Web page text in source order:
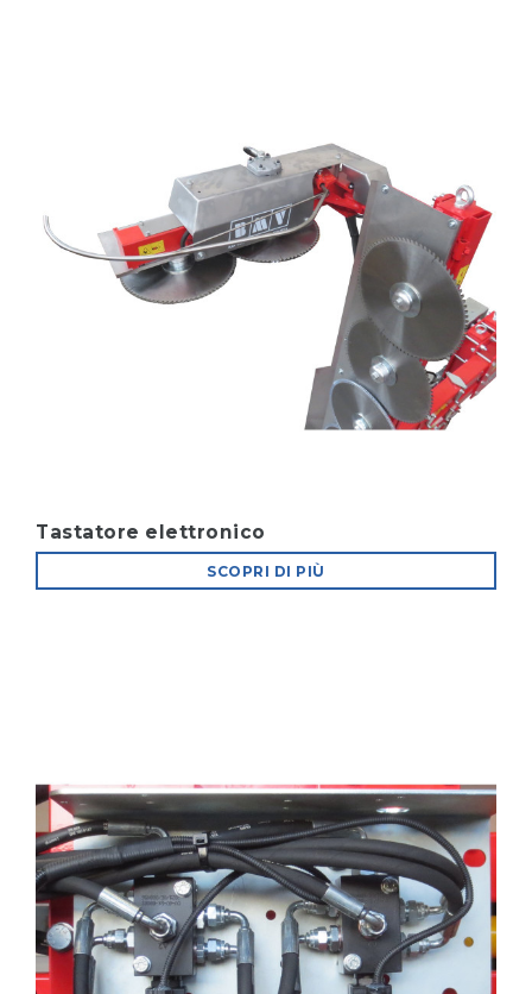
SCOPRI DI PIÙ
Tastatore elettronico
SCOPRI DI PIÙ